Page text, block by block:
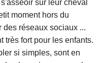
sur leur cheval
moment hors du
des réseaux sociaux ...
très fort pour les enfants.
si simples, sont en